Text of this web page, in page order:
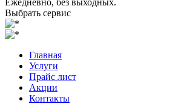
Ежедневно, без выходных.
Выбрать сервис
Главная
Услуги
Прайс лист
Акции
Контакты